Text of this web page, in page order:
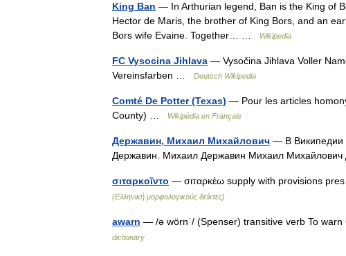
King Ban — In Arthurian legend, Ban is the King of
Hector de Maris, the brother of King Bors, and an
Bors wife Evaine. Together… …
Wikipedia
FC Vysocina Jihlava — Vysočina Jihlava Voller
Vereinsfarben …
Deutsch Wikipedia
Comté De Potter (Texas) — Pour les articles
County) …
Wikipédia en Français
Державин, Михаил Михайлович — В Википедии
Державин. Михаил Державин Михаил
σιταρκοῖντο — σιταρκέω supply with provisions
(Ελληνική μορφολογικούς δείκτες)
awarn — /ə wörnˈ/ (Spenser) transitive verb To
dictionary